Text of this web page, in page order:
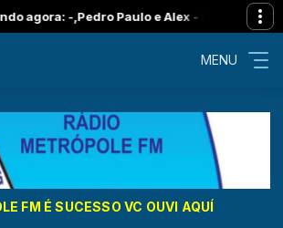
agora: -,Pedro Paulo e Alex - Republica
MENU
FM É SUCESSO VC OUVI AQUÍ